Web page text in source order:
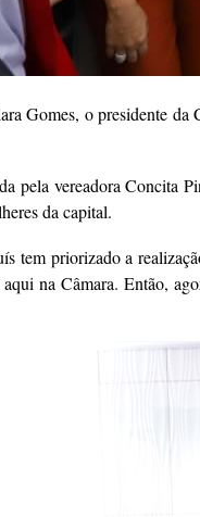
Gomes, o presidente
pela vereadora Concita
da capital.
tem priorizado a
na Câmara. Então,